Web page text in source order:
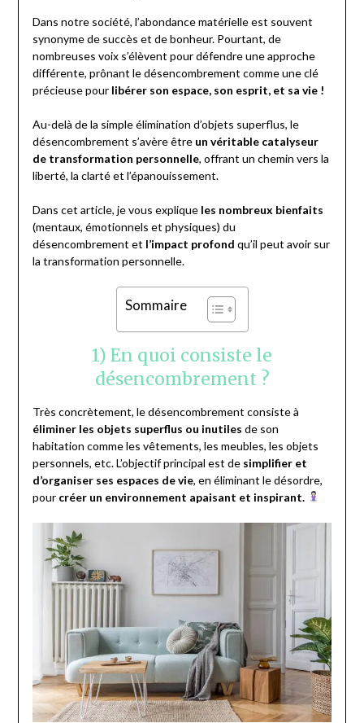
Dans notre société, l’abondance matérielle est souvent
synonyme de succès et de bonheur. Pourtant, de
nombreuses voix s’élèvent pour défendre une approche
différente, prônant le désencombrement comme une clé
précieuse pour libérer son espace, son esprit, et sa vie !
Au-delà de la simple élimination d’objets superflus, le
désencombrement s’avère être un véritable catalyseur
de transformation personnelle, offrant un chemin vers la
liberté, la clarté et l’épanouissement.
Dans cet article, je vous explique les nombreux bienfaits
(mentaux, émotionnels et physiques) du
désencombrement et l’impact profond qu’il peut avoir sur
la transformation personnelle.
Sommaire
1) En quoi consiste le
désencombrement ?
Très concrètement, le désencombrement consiste à
éliminer les objets superflus ou inutiles de son
habitation comme les vêtements, les meubles, les objets
personnels, etc. L’objectif principal est de simplifier et
d’organiser ses espaces de vie, en éliminant le désordre,
pour créer un environnement apaisant et inspirant.